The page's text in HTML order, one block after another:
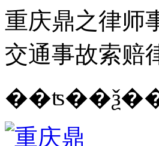
重庆鼎之律师
交通事故索赔